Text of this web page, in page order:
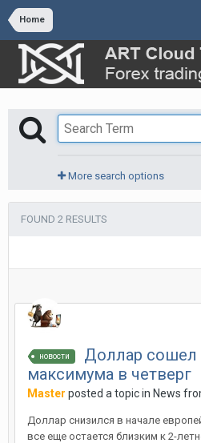
Home
More search options
FOUND 2 RESULTS
новости
Доллар сошел
максимума в четверг
Master posted a topic in News
Доллар снизился в начале
все еще остается близким к 2-